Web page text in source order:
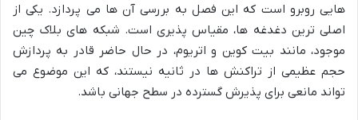
هایی روبرو است که این فصل به بررسی آن ها می پردازد. یکی از
اصلی ترین دغدغه ها، مقیاس پذیری است. شبکه های بلاک چین
موجود، مانند بیت کوین و اتریوم، در حال حاضر قادر به پردازش
حجم عظیمی از تراکنش ها در ثانیه نیستند، که این موضوع می
تواند مانعی برای پذیرش گسترده در سطح جهانی باشد.